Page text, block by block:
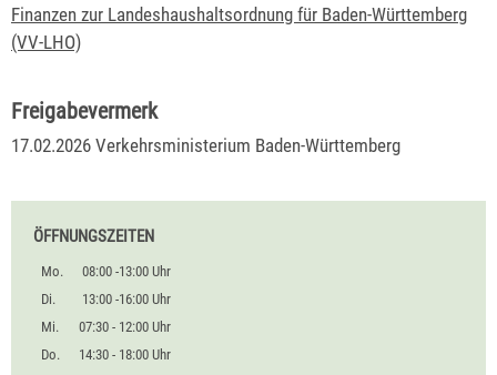
Finanzen zur Landeshaushaltsordnung für Baden-Württemberg
(VV-LHO)
Freigabevermerk
17.02.2026 Verkehrsministerium Baden-Württemberg
ÖFFNUNGSZEITEN
Mo.
08:00 -13:00 Uhr
Di.
13:00 -16:00 Uhr
Mi.
07:30 - 12:00 Uhr
Do.
14:30 - 18:00 Uhr